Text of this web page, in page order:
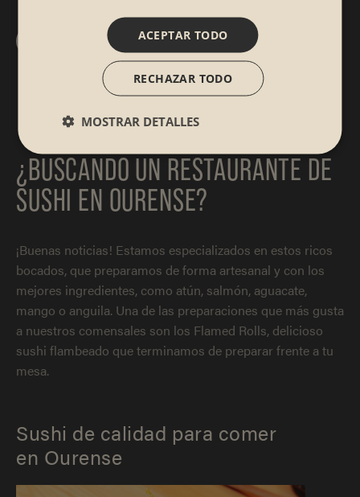
¿A qué esperas para reservar en Sibuya?
¿BUSCANDO UN RESTAURANTE DE
SUSHI EN OURENSE?
¡Buenas noticias! Estamos especializados en estos ricos
bocados, que preparamos de forma artesanal y con los
mejores ingredientes, como atún, salmón, aguacate,
mango o anguila. Una de las preparaciones que más gusta
a nuestros comensales son los Flamed Rolls, delicioso
sushi flambeado que terminamos de preparar frente a tu
mesa.
Sushi de calidad para comer
en Ourense
ACEPTAR TODO
RECHAZAR TODO
MOSTRAR DETALLES